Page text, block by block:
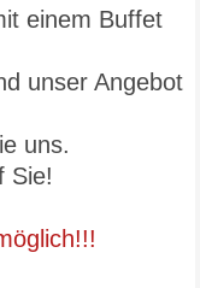
einem Buffet
unser Angebot
uns.
Sie!